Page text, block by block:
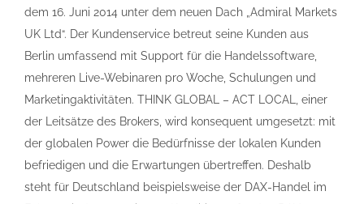
dem 16. Juni 2014 unter dem neuen Dach „Admiral Markets
UK Ltd“. Der Kundenservice betreut seine Kunden aus
Berlin umfassend mit Support für die Handelssoftware,
mehreren Live-Webinaren pro Woche, Schulungen und
Marketingaktivitäten. THINK GLOBAL – ACT LOCAL, einer
der Leitsätze des Brokers, wird konsequent umgesetzt: mit
der globalen Power die Bedürfnisse der lokalen Kunden
befriedigen und die Erwartungen übertreffen. Deshalb
steht für Deutschland beispielsweise der DAX-Handel im